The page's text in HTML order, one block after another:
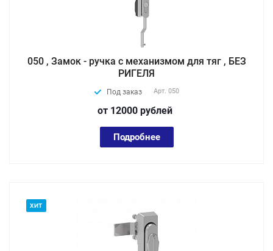
050 , Замок - ручка с механизмом для тяг , БЕЗ
РИГЕЛЯ
Под заказ Арт. 050
от 12000 рублей
Подробнее
ХИТ